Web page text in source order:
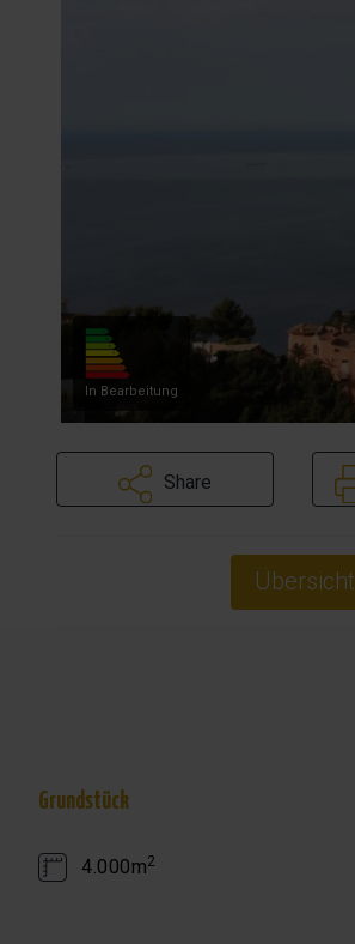
In Bearbeitung
Share
Übersicht
Grundstück
4.000m2